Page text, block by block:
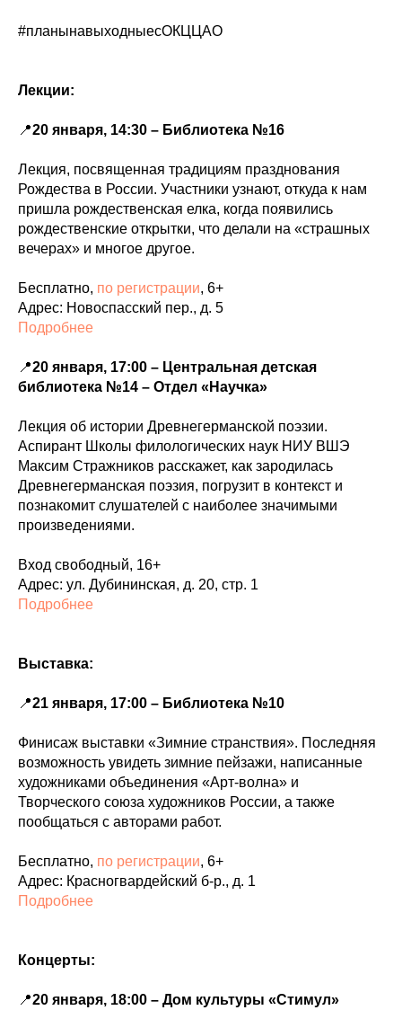
#планынавыходныесОКЦЦАО
Лекции:
📍20 января, 14:30 – Библиотека №16
Лекция, посвященная традициям празднования
Рождества в России. Участники узнают, откуда к нам
пришла рождественская елка, когда появились
рождественские открытки, что делали на «страшных
вечерах» и многое другое.
Бесплатно, по регистрации, 6+
Адрес: Новоспасский пер., д. 5
Подробнее
📍20 января, 17:00 – Центральная детская
библиотека №14 – Отдел «Научка»
Лекция об истории Древнегерманской поэзии.
Аспирант Школы филологических наук НИУ ВШЭ
Максим Стражников расскажет, как зародилась
Древнегерманская поэзия, погрузит в контекст и
познакомит слушателей с наиболее значимыми
произведениями.
Вход свободный, 16+
Адрес: ул. Дубининская, д. 20, стр. 1
Подробнее
Выставка:
📍21 января, 17:00 – Библиотека №10
Финисаж выставки «Зимние странствия». Последняя
возможность увидеть зимние пейзажи, написанные
художниками объединения «Арт-волна» и
Творческого союза художников России, а также
пообщаться с авторами работ.
Бесплатно, по регистрации, 6+
Адрес: Красногвардейский б-р., д. 1
Подробнее
Концерты:
📍20 января, 18:00 – Дом культуры «Стимул»